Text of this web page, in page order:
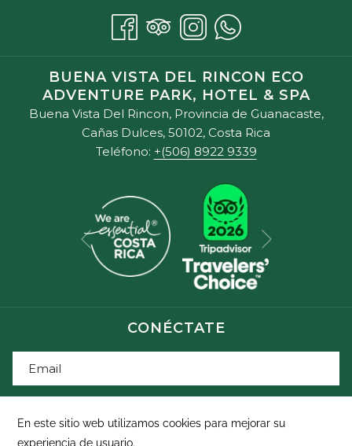
BUENA VISTA DEL RINCON ECO
ADVENTURE PARK, HOTEL & SPA
Buena Vista Del Rincon, Provincia de Guanacaste,
Cañas Dulces, 50102, Costa Rica
Teléfono: +(506) 8922 9339
Anterior
CONÉCTATE
SUSCRÍBETE